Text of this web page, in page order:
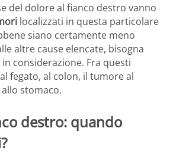
del dolore al fianco destro vanno
localizzati in questa particolare
siano certamente meno
altre cause elencate, bisogna
considerazione. Fra questi
fegato, al colon, il tumore al
stomaco.
destro: quando